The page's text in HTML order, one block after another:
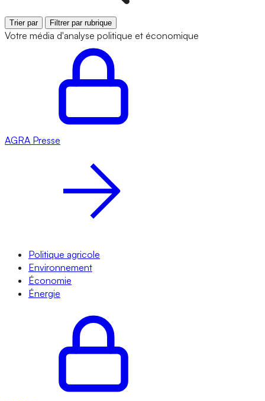
Trier par Filtrer par rubrique
Votre média d'analyse politique et économique
AGRA Presse
Politique agricole
Environnement
Économie
Énergie